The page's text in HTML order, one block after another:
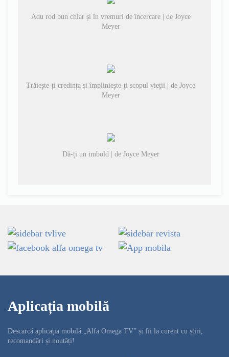
Adu rod bun chiar și în vremuri de încercare | de Joyce
Meyer
Trăiește-ți credința și împliniește-ți scopul vieții | de Joyce
Meyer
Dă-ți un imbold | de Joyce Meyer
Aplicația mobilă
Descarcă aplicația mobilă „Alfa Omega TV” și fii la curent cu știri,
recomandări și noutăți!